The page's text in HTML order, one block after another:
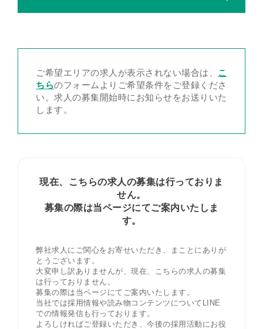
ご希望エリアの求人が表示されない場合は、 こ
ちらのフォームよりご希望条件をご登録くださ
い。求人の募集開始時にお知らせをお送りいた
します。
現在、こちらの求人の募集は行っておりま
せん。
募集の際は当ページにてご案内いたしま
す。
弊社求人にご関心をお寄せいただき、まことにありが
とうございます。
大変申し訳ありませんが、現在、こちらの求人の募集
は行っておりません。
募集の際は当ページにてご案内いたします。
当社では採用情報や読み物コンテンツについてLINE
での情報発信も行っております。
よろしければご登録いただき、今後の採用活動にお役